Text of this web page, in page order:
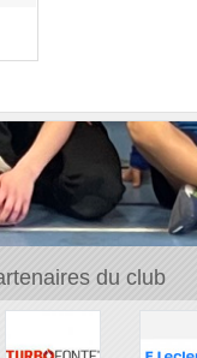
du club